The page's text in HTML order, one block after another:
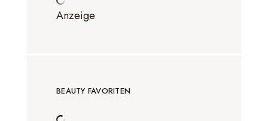
Anzeige
BEAUTY FAVORITEN